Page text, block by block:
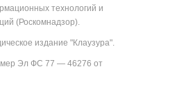
технологий и
(Роскомнадзор).
издание "Клаузура".
Эл ФС 77 — 46276 от